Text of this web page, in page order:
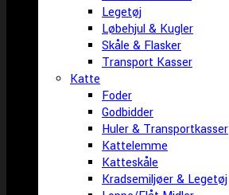
Legetøj
Løbehjul & Kugler
Skåle & Flasker
Transport Kasser
Katte
Foder
Godbidder
Huler & Transportkasser
Kattelemme
Katteskåle
Kradsemiljøer & Legetøj